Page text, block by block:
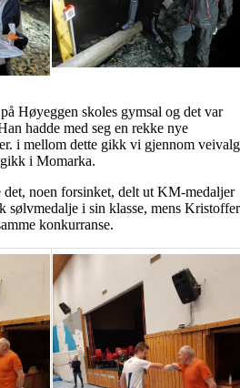
Høyeggen skoles gymsal og det var
hadde med seg en rekke nye
i mellom dette gikk vi gjennom
i Momarka.
noen forsinket, delt ut KM-medaljer
sølvmedalje i sin klasse, mens Kristoffer
konkurranse.